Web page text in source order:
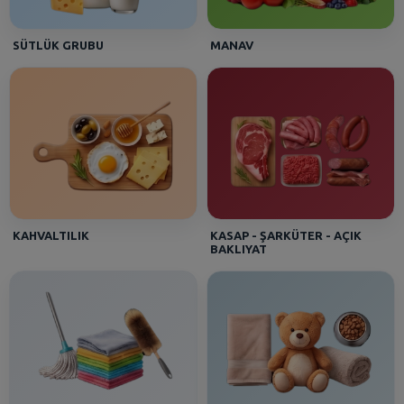
SÜTLÜK GRUBU MANAV
KAHVALTILIK
KASAP - ŞARKÜTER - AÇIK
BAKLIYAT